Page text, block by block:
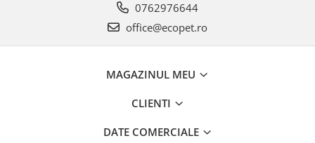
0762976644
office@ecopet.ro
MAGAZINUL MEU
CLIENTI
DATE COMERCIALE